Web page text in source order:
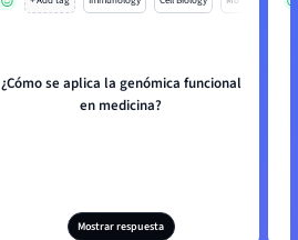
¿Cómo se aplica la genómica funcional
en medicina?
Mostrar respuesta